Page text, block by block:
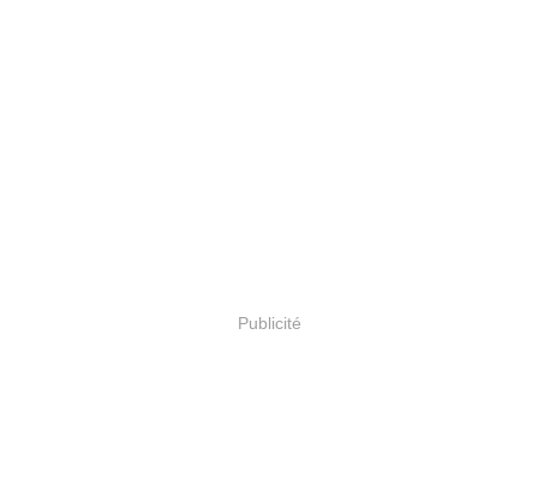
Publicité